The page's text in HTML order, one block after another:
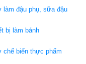
làm đậu phụ, sữa đậu
bị làm bánh
chế biến thực phẩm